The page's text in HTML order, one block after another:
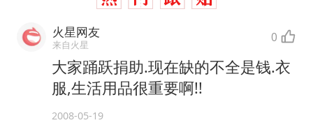
火星网友
来自火星 0
大家踊跃捐助.现在缺的不全是钱.衣
服,生活用品很重要啊!!
2008-05-19